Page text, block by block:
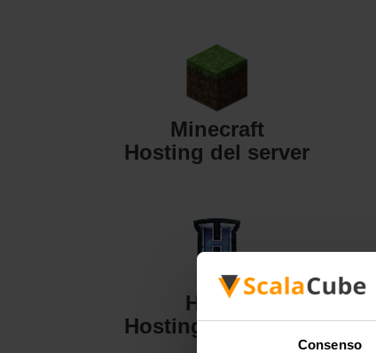
Consenso
Minecraft
Hosting del server
Hytale
Hosting del server